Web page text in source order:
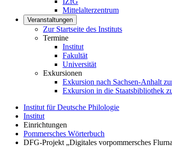
Mittelalterzentrum
Veranstaltungen
Zur Startseite des Instituts
Termine
Institut
Fakultät
Universität
Exkursionen
Exkursion nach Sachsen-Anhalt
Exkursion in die Staatsbibliothek
Institut für Deutsche Philologie
Institut
Einrichtungen
Pommersches Wörterbuch
DFG-Projekt „Digitales vorpommersches